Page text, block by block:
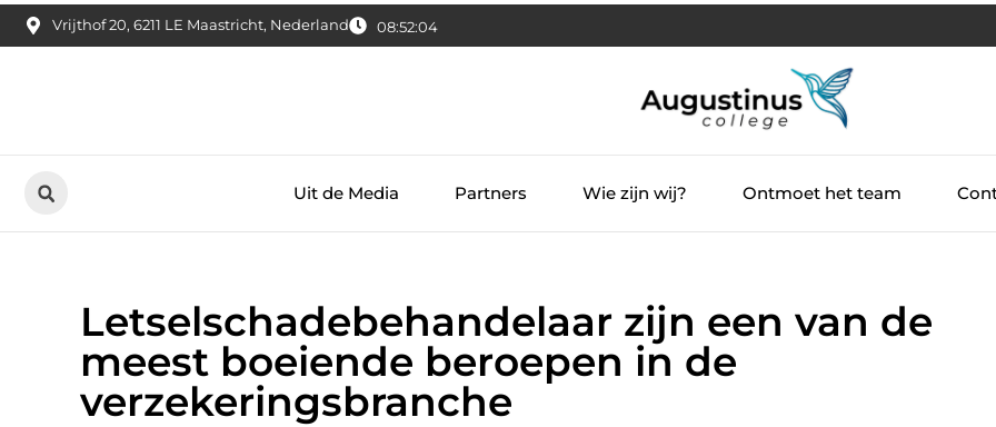
Vrijthof 20, 6211 LE Maastricht, Nederland 08:52:05
Uit de Media Partners Wie zijn wij? Ontmoet het team
Letselschadebehandelaar zijn een van de
meest boeiende beroepen in de
verzekeringsbranche